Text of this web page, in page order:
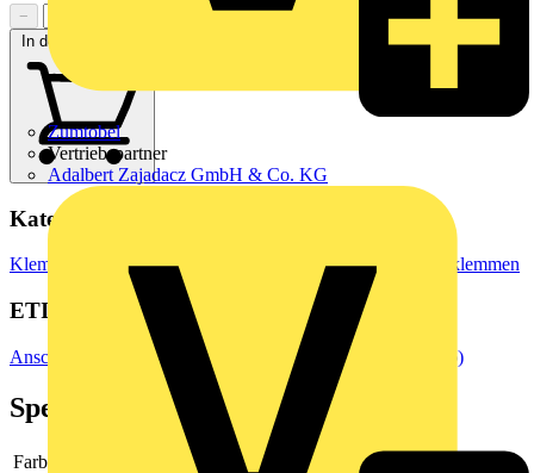
Zumtobel
Vertriebspartner
Adalbert Zajadacz GmbH & Co. KG
−
+
In den Warenkorb
Kategorien
Klemmen, Steckverbinder & Verbindungselemente Reihenklemmen
ETIM Group
Anschluss- und Verbindungstechnik/Isoliermaterial (Elektro)
Spezifikationen
Farbe